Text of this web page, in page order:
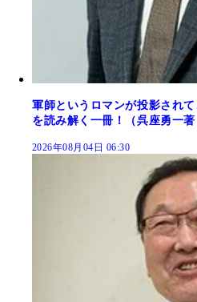
軍師というロマンが投影され
を読み解く一冊！（呉座勇一著
2026年08月04日 06:30